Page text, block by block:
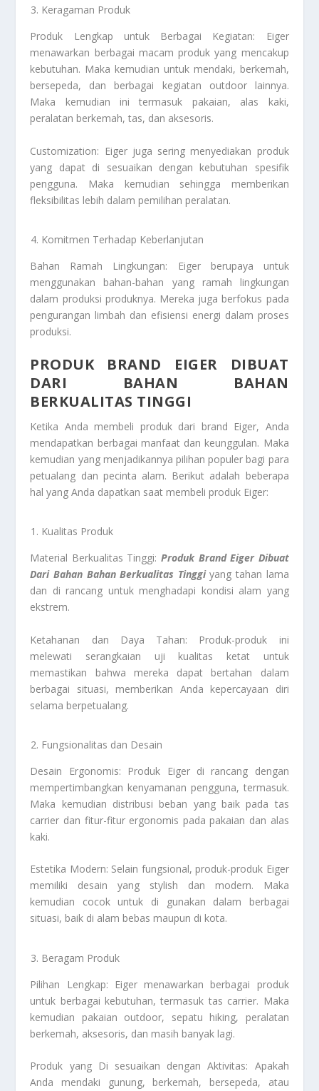
Keragaman Produk
Produk Lengkap untuk Berbagai Kegiatan: Eiger
menawarkan berbagai macam produk yang mencakup
kebutuhan. Maka kemudian untuk mendaki, berkemah,
bersepeda, dan berbagai kegiatan outdoor lainnya.
Maka kemudian ini termasuk pakaian, alas kaki,
peralatan berkemah, tas, dan aksesoris.
Customization: Eiger juga sering menyediakan produk
yang dapat di sesuaikan dengan kebutuhan spesifik
pengguna. Maka kemudian sehingga memberikan
fleksibilitas lebih dalam pemilihan peralatan.
Komitmen Terhadap Keberlanjutan
Bahan Ramah Lingkungan: Eiger berupaya untuk
menggunakan bahan-bahan yang ramah lingkungan
dalam produksi produknya. Mereka juga berfokus pada
pengurangan limbah dan efisiensi energi dalam proses
produksi.
PRODUK BRAND EIGER DIBUAT
DARI BAHAN BAHAN
BERKUALITAS TINGGI
Ketika Anda membeli produk dari brand Eiger, Anda
mendapatkan berbagai manfaat dan keunggulan. Maka
kemudian yang menjadikannya pilihan populer bagi para
petualang dan pecinta alam. Berikut adalah beberapa
hal yang Anda dapatkan saat membeli produk Eiger:
Kualitas Produk
Material Berkualitas Tinggi: Produk Brand Eiger Dibuat
Dari Bahan Bahan Berkualitas Tinggiyang tahan lama
dan di rancang untuk menghadapi kondisi alam yang
ekstrem.
Ketahanan dan Daya Tahan: Produk-produk ini
melewati serangkaian uji kualitas ketat untuk
memastikan bahwa mereka dapat bertahan dalam
berbagai situasi, memberikan Anda kepercayaan diri
selama berpetualang.
Fungsionalitas dan Desain
Desain Ergonomis: Produk Eiger di rancang dengan
mempertimbangkan kenyamanan pengguna, termasuk.
Maka kemudian distribusi beban yang baik pada tas
carrier dan fitur-fitur ergonomis pada pakaian dan alas
kaki.
Estetika Modern: Selain fungsional, produk-produk Eiger
memiliki desain yang stylish dan modern. Maka
kemudian cocok untuk di gunakan dalam berbagai
situasi, baik di alam bebas maupun di kota.
Beragam Produk
Pilihan Lengkap: Eiger menawarkan berbagai produk
untuk berbagai kebutuhan, termasuk tas carrier. Maka
kemudian pakaian outdoor, sepatu hiking, peralatan
berkemah, aksesoris, dan masih banyak lagi.
Produk yang Di sesuaikan dengan Aktivitas: Apakah
Anda mendaki gunung, berkemah, bersepeda, atau